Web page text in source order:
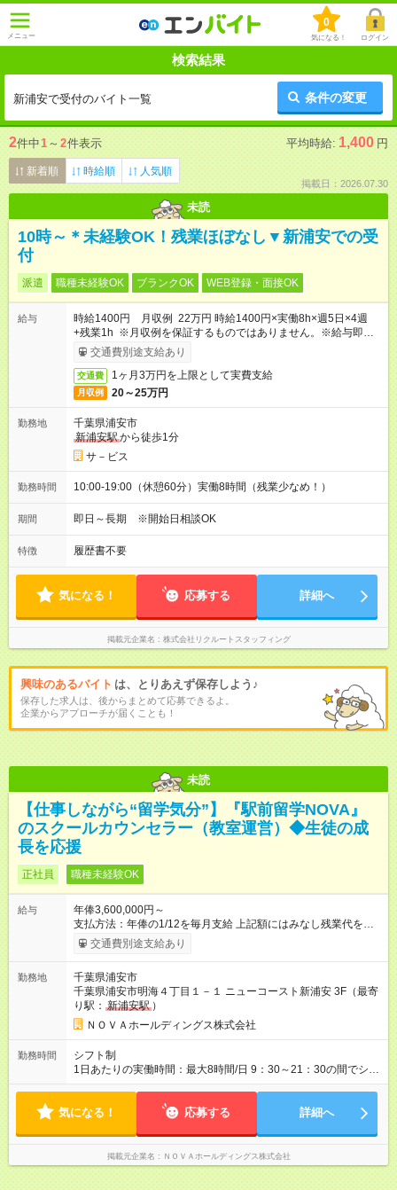
メニュー
0
気になる！ ログイン
検索結果
新浦安で受付のバイト一覧 条件の変更
2件中1 ～ 2件表示 平均時給: 1,400 円
新着順 時給順 人気順
掲載日：2026.07.30
未読
10時～＊未経験OK！残業ほぼなし▼新浦安での受
付
派遣 職種未経験OK ブランクOK WEB登録・面接OK
給与
時給1400円 月収例 22万円 時給1400円×実働8h×週5日×4週
+残業1h ※月収例を保証するものではありません。※給与即受取
りサービス利用可（利用条件有）
交通費別途支給あり
交通費 1ヶ月3万円を上限として実費支給
月収例 20～25万円
勤務地
千葉県浦安市
新浦安駅から徒歩1分
サ－ビス
勤務時間 10:00-19:00（休憩60分）実働8時間（残業少なめ！）
期間 即日～長期 ※開始日相談OK
特徴 履歴書不要
気になる！ 応募する 詳細へ
掲載元企業名 株式会社リクルートスタッフィング
興味のあるバイト は、とりあえず保存しよう♪
保存した求人は、後からまとめて応募できるよ。
企業からアプローチが届くことも！
未読
【仕事しながら“留学気分”】『駅前留学NOVA』
のスクールカウンセラー（教室運営）◆生徒の成
長を応援
正社員 職種未経験OK
給与
年俸3,600,000円～
支払方法：年俸の1/12を毎月支給 上記額にはみなし残業代を含
みます。※超過分は全額支給いたします。 みなし残業代 30,000
円／月 みなし残業時間 15時間／月 ★頑張りが収入に直結！イン
ど、成果に応じて年2回インセンティブを支給します。一般職の
社員が、半期で20～30万円のインセンティブを手にした実績
も。頑張りが目に見える形で収入に還元されるため、高いモチ
ベーションで仕事に取り組めます。 ★毎月チャンスあり！スピ
ーディな昇格。 ―――――――――――― 年1回の査定に加
え、毎月、現場の管理職が優秀な人材を役員に推薦する制度が
あります。実力が認められれば、年度の途中でも昇格。実際、
アアップするケースも珍しくありません。 【試用期間】試用期
間あり 試用期間の長さ：1ヶ月 ※ 雇用形態と給与に、本採用時
と異なる部分があります。 雇用形態：インターンシップ 給与：
時給 1,400円以上 ※月途中での入社の場合、その月の月末までは
インターンとして勤務になります。
交通費別途支給あり
勤務地
千葉県浦安市
千葉県浦安市明海４丁目１－１ ニューコースト新浦安 3F（最寄
り駅： 新浦安駅 ）
ＮＯＶＡホールディングス株式会社
勤務時間
シフト制
1日あたりの実働時間：最大8時間/日 9：30～21：30の間でシフ
ト制 ［ シフト例 ］ ・平日⇒12：30-21：30 ・土日祝⇒10：00-
―――――――――――― 一校舎を一人で担当する場合も多い
て、明日に備えよう」など、調整しやすい環境です。
気になる！ 応募する 詳細へ
掲載元企業名 ＮＯＶＡホールディングス株式会社